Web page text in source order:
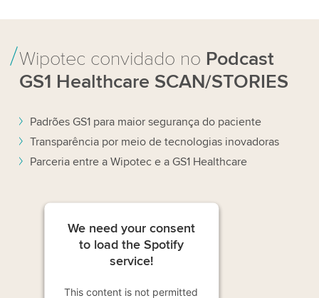
Wipotec convidado no Podcast
GS1 Healthcare SCAN/STORIES
Padrões GS1 para maior segurança do paciente
Transparência por meio de tecnologias inovadoras
Parceria entre a Wipotec e a GS1 Healthcare
We need your consent
to load the Spotify
service!
This content is not permitted